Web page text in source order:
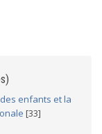
enfants et la
[33]